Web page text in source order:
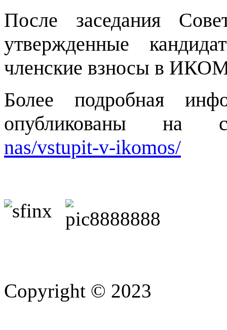
После заседания
утвержденные
членские взносы в
Более подробная
опубликованы на
nas/vstupit-v-ikomos/
Copyright © 2023